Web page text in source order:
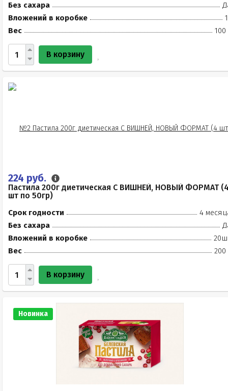
Без сахара
Вложений в коробке
Вес
100
В корзину
224 руб.
Пастила 200г диетическая С ВИШНЕЙ, НОВЫЙ ФОРМАТ
шт по 50гр)
Срок годности
4
Без сахара
Вложений в коробке
Вес
200
В корзину
Новинка